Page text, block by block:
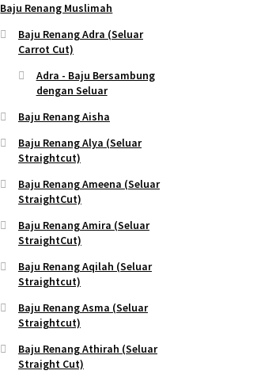
Baju Renang Muslimah
Baju Renang Adra (Seluar
Carrot Cut)
Adra - Baju Bersambung
dengan Seluar
Baju Renang Aisha
Baju Renang Alya (Seluar
Straightcut)
Baju Renang Ameena (Seluar
StraightCut)
Baju Renang Amira (Seluar
StraightCut)
Baju Renang Aqilah (Seluar
Straightcut)
Baju Renang Asma (Seluar
Straightcut)
Baju Renang Athirah (Seluar
Straight Cut)